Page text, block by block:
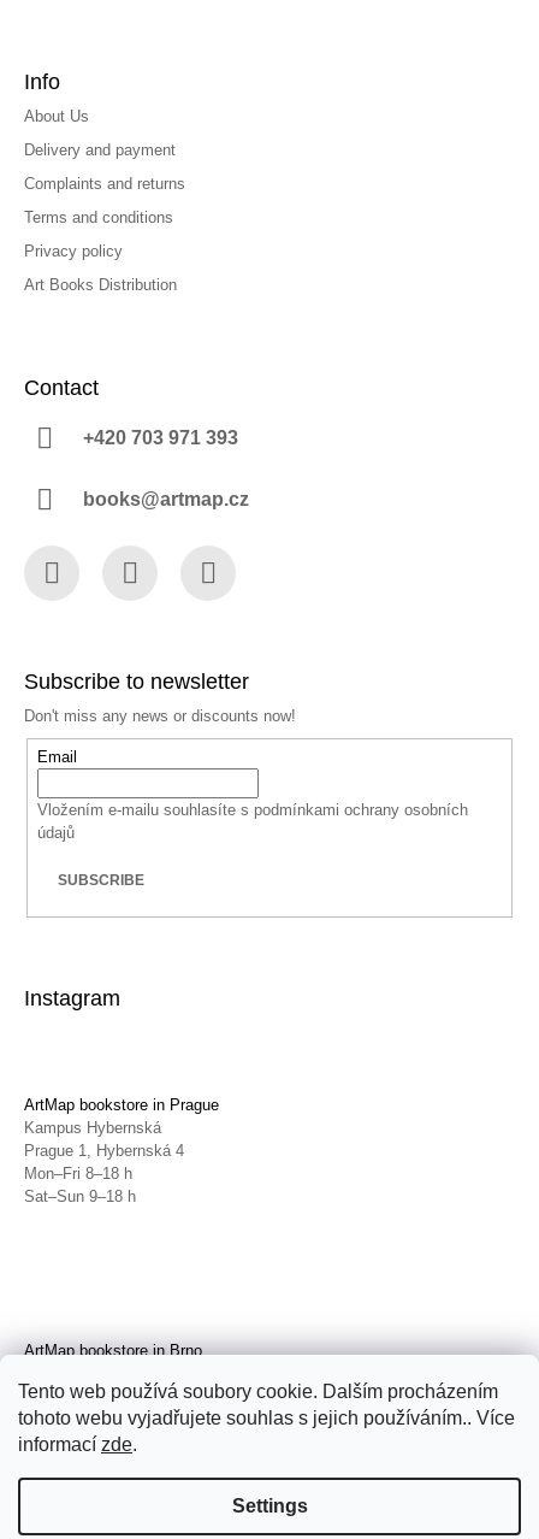
Tento web používá soubory cookie. Dalším procházením
tohoto webu vyjadřujete souhlas s jejich používáním.. Více
informací zde.
Settings
Info
About Us
Delivery and payment
Complaints and returns
Terms and conditions
Privacy policy
Art Books Distribution
Contact
+420 703 971 393
books@artmap.cz
Subscribe to newsletter
Don't miss any news or discounts now!
Email
Vložením e-mailu souhlasíte s podmínkami ochrany osobních
údajů
SUBSCRIBE
Instagram
ArtMap bookstore in Prague
Kampus Hybernská
Prague 1, Hybernská 4
Mon–Fri 8–18 h
Sat–Sun 9–18 h
ArtMap bookstore in Brno
Brno, Radnická 4
Tue–Fri 11–19 h
Sat 14–19 h